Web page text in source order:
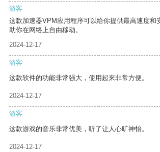
游客
这款加速器VPM应用程序可以给你提供最高速度和
助你在网络上自由移动。
2024-12-17
游客
这款软件的功能非常强大，使用起来非常方便。
2024-12-17
游客
这款游戏的音乐非常优美，听了让人心旷神怡。
2024-12-17